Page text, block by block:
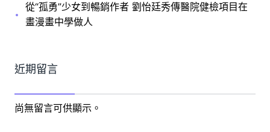
從“孤勇”少女到暢銷作者 劉怡廷秀傳醫院健檢項目在
畫漫畫中學做人
近期留言
尚無留言可供顯示。